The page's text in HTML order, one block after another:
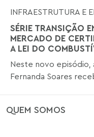
INFRAESTRUTURA E
SÉRIE TRANSIÇÃO
MERCADO DE
A LEI DO
Neste novo episódio,
Fernanda Soares
QUEM SOMOS